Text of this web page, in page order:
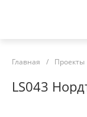
Главная / Проекты
LS043